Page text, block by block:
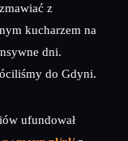
z
kucharzem na
dni.
do Gdyni.
ufundował